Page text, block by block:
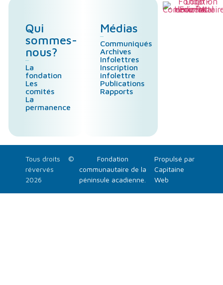
Qui
sommes-
nous?
La
fondation
Les
comités
La
permanence
Médias
Communiqués
Archives
Infolettres
Inscription
infolettre
Publications
Rapports
Tous droits
révervés
2026
©
Fondation
communautaire de la
péninsule acadienne.
Propulsé par
Capitaine
Web